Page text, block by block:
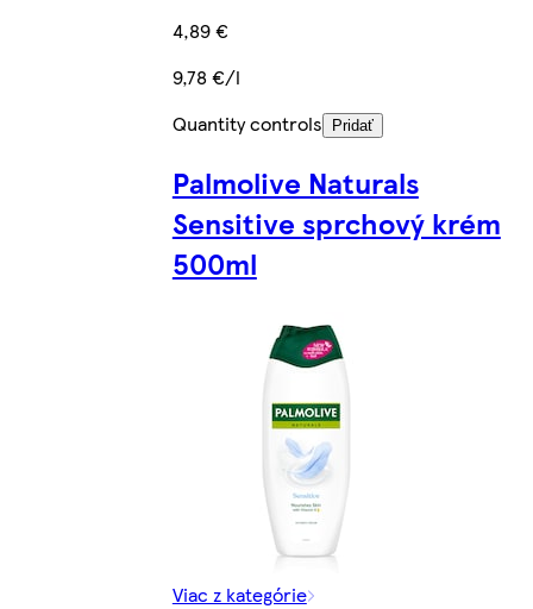
4,89 €
9,78 €/l
Quantity controls
Pridať
Palmolive Naturals
Sensitive sprchový krém
500ml
Viac z kategórie